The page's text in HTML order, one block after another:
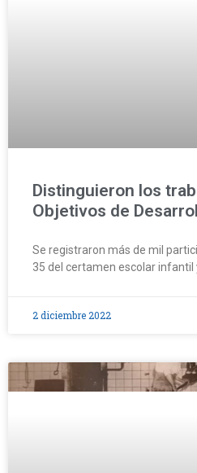
Distinguieron los
Objetivos de
Se registraron más de mil
35 del certamen escolar infantil
2 diciembre 2022